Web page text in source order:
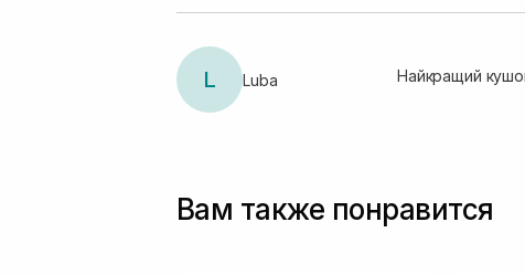
L Luba Найкращий
Вам также понравится